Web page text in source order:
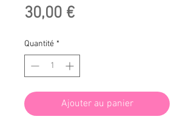
30,00 €Prix
Quantité *
Ajouter au panier